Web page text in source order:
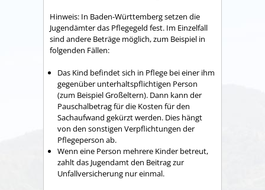
Hinweis: In Baden-Württemberg setzen die
Jugendämter das Pflegegeld fest. Im Einzelfall
sind andere Beträge möglich, zum Beispiel in
folgenden Fällen:
Das Kind befindet sich in Pflege bei einer ihm
gegenüber unterhaltspflichtigen Person
(zum Beispiel Großeltern). Dann kann der
Pauschalbetrag für die Kosten für den
Sachaufwand gekürzt werden. Dies hängt
von den sonstigen Verpflichtungen der
Pflegeperson ab.
Wenn eine Person mehrere Kinder betreut,
zahlt das Jugendamt den Beitrag zur
Unfallversicherung nur einmal.